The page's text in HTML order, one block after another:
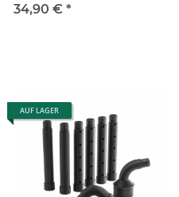
34,90 € *
AUF LAGER